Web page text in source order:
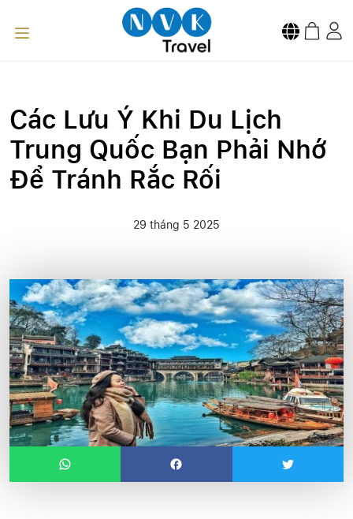
Các Lưu Ý Khi Du Lịch
Trung Quốc Bạn Phải Nhớ
Để Tránh Rắc Rối
29 tháng 5 2025